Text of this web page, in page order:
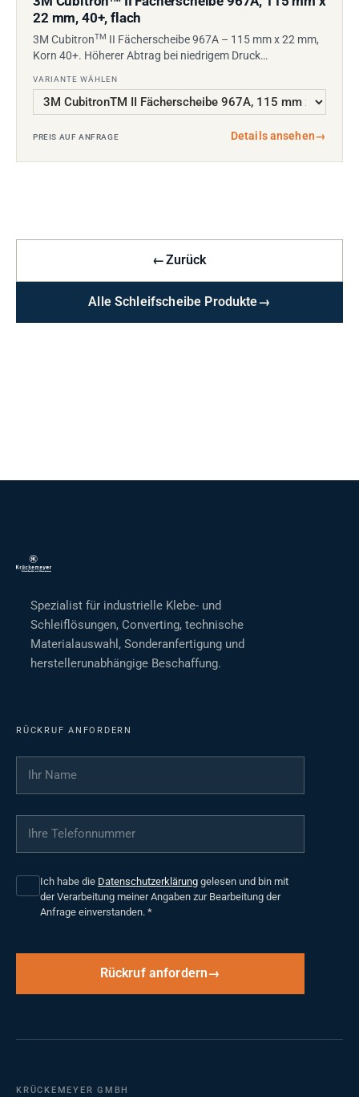
22 mm, 40+, flach
3M CubitronTM II Fächerscheibe 967A – 115 mm x 22 mm,
Korn 40+. Höherer Abtrag bei niedrigem Druck…
VARIANTE WÄHLEN
PREIS AUF ANFRAGE Details ansehen→
←Zurück
Alle Schleifscheibe Produkte→
Spezialist für industrielle Klebe- und
Schleiflösungen, Converting, technische
Materialauswahl, Sonderanfertigung und
herstellerunabhängige Beschaffung.
RÜCKRUF ANFORDERN
Ihr Name
Ihre Telefonnummer
Ich habe die Datenschutzerklärung gelesen und bin mit
der Verarbeitung meiner Angaben zur Bearbeitung der
Anfrage einverstanden. *
Rückruf anfordern
KRÜCKEMEYER GMBH